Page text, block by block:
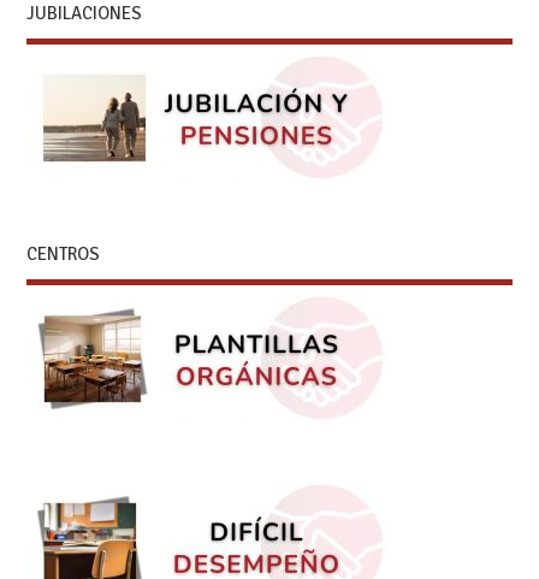
JUBILACIONES
CENTROS